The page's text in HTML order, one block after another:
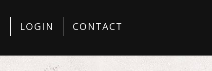
LOGIN CONTACT